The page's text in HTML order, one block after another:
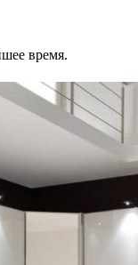
время.